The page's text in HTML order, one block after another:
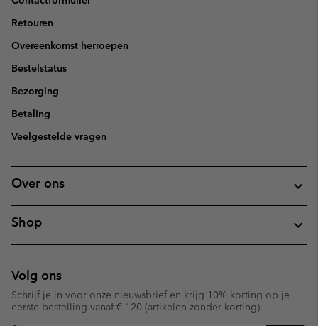
SEARCH
Retouren
Overeenkomst herroepen
Bestelstatus
Bezorging
Betaling
Veelgestelde vragen
Over ons
Shop
Volg ons
Schrijf je in voor onze nieuwsbrief en krijg 10% korting op je
eerste bestelling vanaf € 120 (artikelen zonder korting).